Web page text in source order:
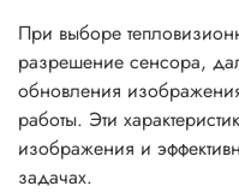
При выборе
разрешение сенсора,
обновления
работы. Эти
изображения и
задачах.